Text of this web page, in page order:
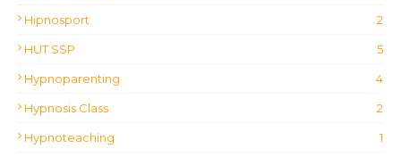
Hipnosport 2
HUT SSP 5
Hypnoparenting 4
Hypnosis Class 2
Hypnoteaching 1